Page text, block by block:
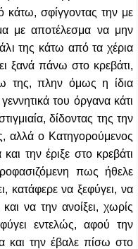
σφίγγοντας την με
με αποτέλεσμα να μην
της κάτω από τα χέρια
ξανά πάνω στο κρεβάτι,
της, πλην όμως η ίδια
του όργανα κάτι
δίδοντας της την
αλλά ο Κατηγορούμενος
την έριξε στο κρεβάτι
πως ήθελε
κατάφερε να ξεφύγει, να
να την ανοίξει, χωρίς
εντελώς, αφού την
και την έβαλε πίσω στο